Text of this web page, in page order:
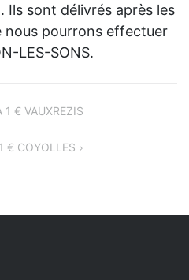
Ils sont délivrés après les
nous pourrons effectuer
LES-SONS.
1 € VAUXREZIS
€ COYOLLES